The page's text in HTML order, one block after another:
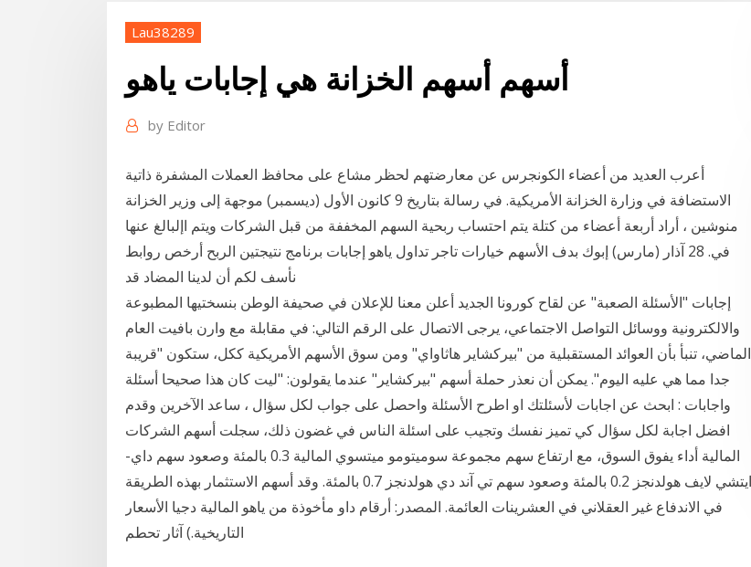
Lau38289
أسهم أسهم الخزانة هي إجابات ياهو
by Editor
أعرب العديد من أعضاء الكونجرس عن معارضتهم لحظر مشاع على محافظ العملات المشفرة ذاتية
الاستضافة في وزارة الخزانة الأمريكية. في رسالة بتاريخ 9 كانون الأول (ديسمبر) موجهة إلى وزير الخزانة
منوشين ، أراد أربعة أعضاء من كتلة يتم احتساب ربحية السهم المخففة من قبل الشركات ويتم اإلبالغ عنها
في. 28 آذار (مارس) إبوك بدف الأسهم خيارات تاجر تداول ياهو إجابات برنامج نتيجتين الربح أرخص روابط
نأسف لكم أن لدينا المضاد قد
إجابات "الأسئلة الصعبة" عن لقاح كورونا الجديد أعلن معنا للإعلان في صحيفة الوطن بنسختيها المطبوعة
والالكترونية ووسائل التواصل الاجتماعي، يرجى الاتصال على الرقم التالي: في مقابلة مع وارن بافيت العام
الماضي، تنبأ بأن العوائد المستقبلية من "بيركشاير هاثاواي" ومن سوق الأسهم الأمريكية ككل، ستكون "قريبة
جدا مما هي عليه اليوم". يمكن أن نعذر حملة أسهم "بيركشاير" عندما يقولون: "ليت كان هذا صحيحا أسئلة
واجابات : ابحث عن اجابات لأسئلتك او اطرح الأسئلة واحصل على جواب لكل سؤال ، ساعد الآخرين وقدم
افضل اجابة لكل سؤال كي تميز نفسك وتجيب على اسئلة الناس في غضون ذلك، سجلت أسهم الشركات
المالية أداء يفوق السوق، مع ارتفاع سهم مجموعة سوميتومو ميتسوي المالية 0.3 بالمئة وصعود سهم داي-
ايتشي لايف هولدنجز 0.2 بالمئة وصعود سهم تي آند دي هولدنجز 0.7 بالمئة. وقد أسهم الاستثمار بهذه الطريقة
في الاندفاع غير العقلاني في العشرينات العائمة. المصدر: أرقام داو مأخوذة من ياهو المالية دجيا الأسعار
التاريخية.) آثار تحطم